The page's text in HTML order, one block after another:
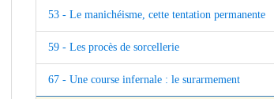
53 - Le manichéisme, cette tentation permanente
59 - Les procès de sorcellerie
67 - Une course infernale : le surarmement